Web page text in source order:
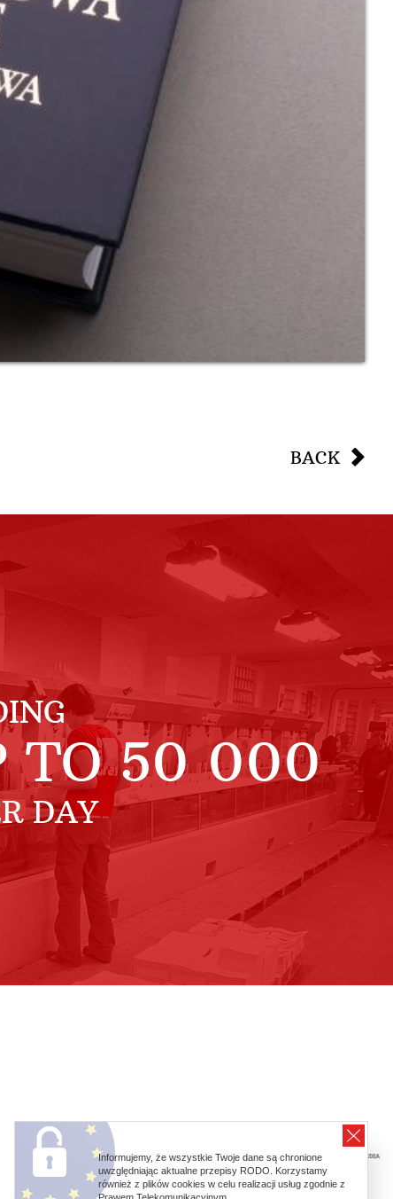
BACK
TO50 000
DAY
Informujemy, że wszystkie Twoje dane są chronione
uwzględniając aktualne przepisy RODO. Korzystamy
również z plików cookies w celu realizacji usług zgodnie z